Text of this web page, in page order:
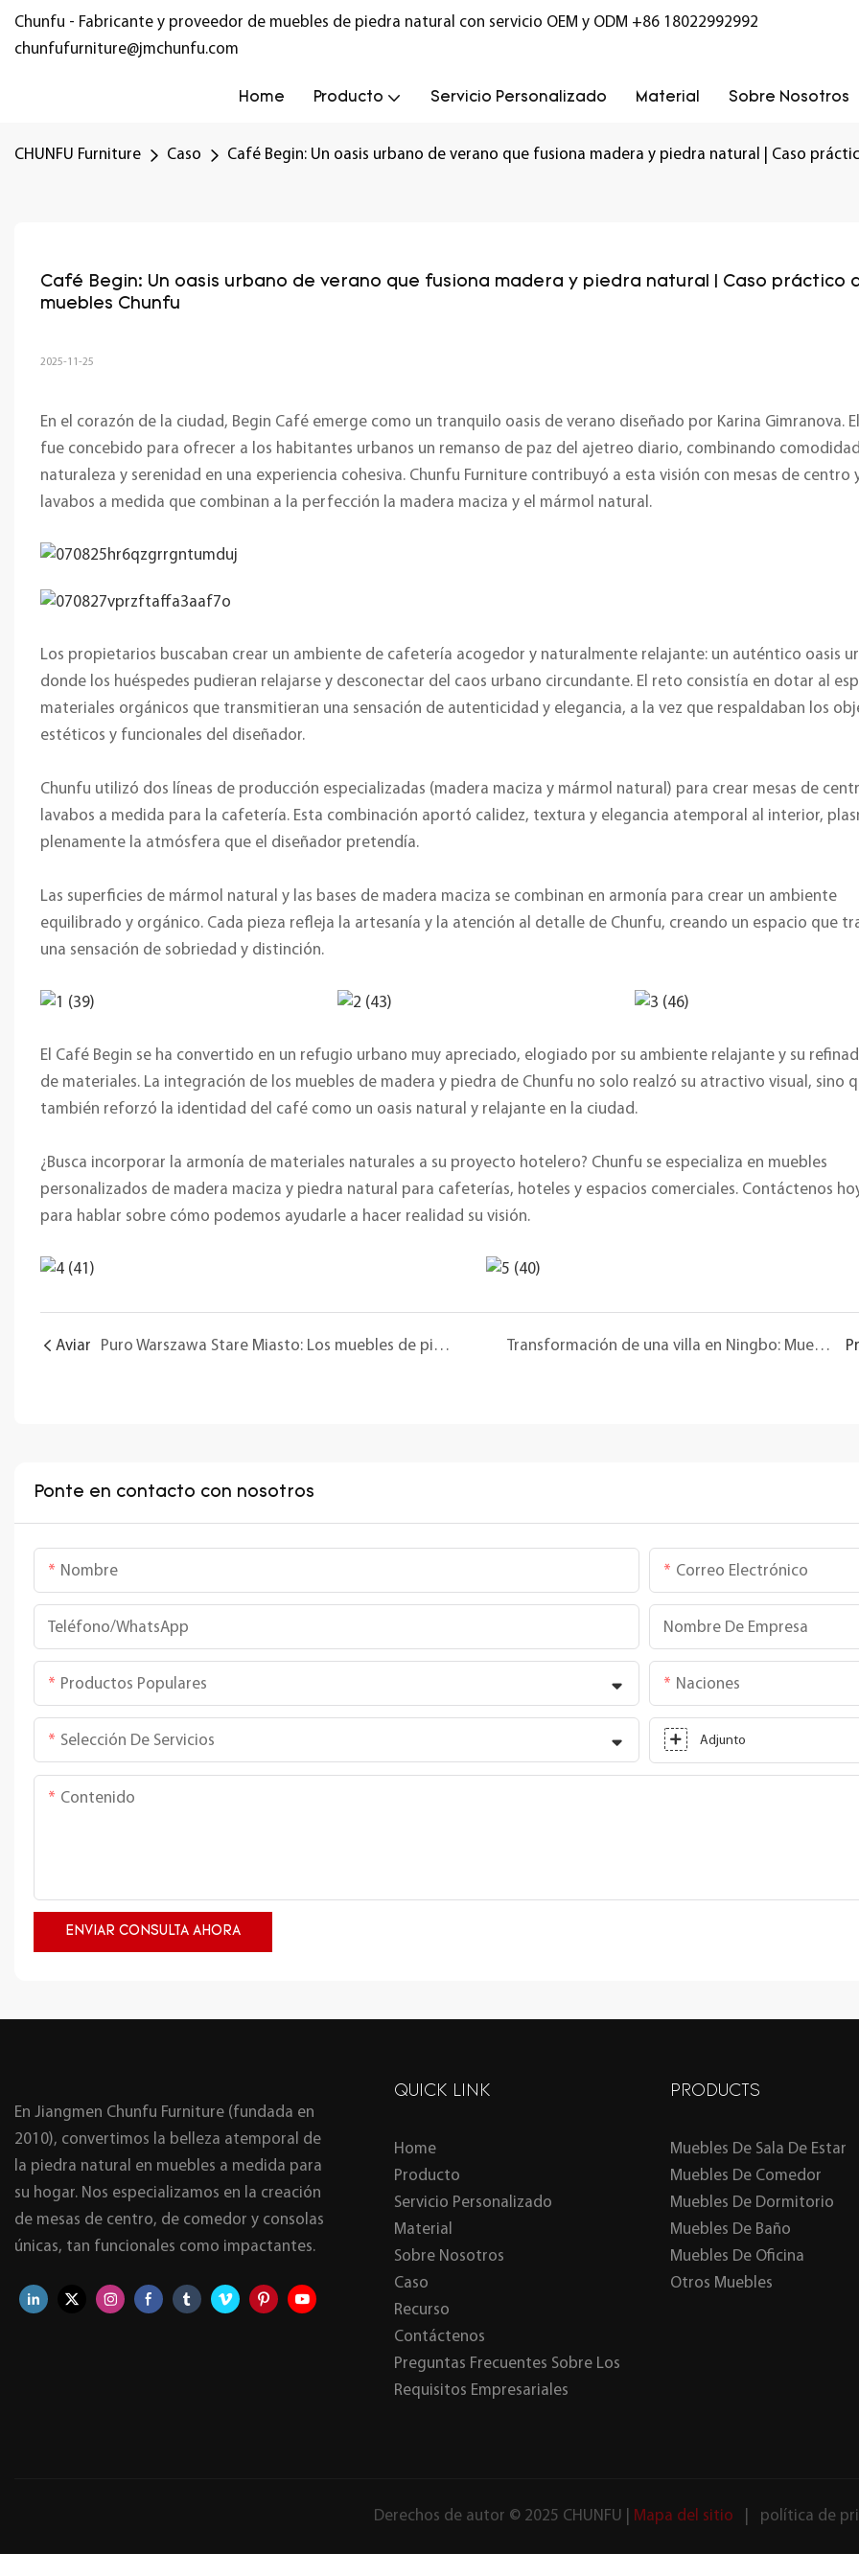
Chunfu - Fabricante y proveedor de muebles de piedra natural con servicio OEM y ODM +86 18022992992
chunfufurniture@jmchunfu.com
Home Producto Servicio Personalizado Material Sobre Nosotros
CHUNFU Furniture Caso Café Begin: Un oasis urbano de verano que fusiona madera y piedra natural | Caso
Café Begin: Un oasis urbano de verano que fusiona madera y piedra natural | Caso práctico
muebles Chunfu
2025-11-25
En el corazón de la ciudad, Begin Café emerge como un tranquilo oasis de verano diseñado por Karina Gimranova.
fue concebido para ofrecer a los habitantes urbanos un remanso de paz del ajetreo diario, combinando
naturaleza y serenidad en una experiencia cohesiva. Chunfu Furniture contribuyó a esta visión con mesas de centro
lavabos a medida que combinan a la perfección la madera maciza y el mármol natural.
Los propietarios buscaban crear un ambiente de cafetería acogedor y naturalmente relajante: un auténtico oasis
donde los huéspedes pudieran relajarse y desconectar del caos urbano circundante. El reto consistía en dotar al
materiales orgánicos que transmitieran una sensación de autenticidad y elegancia, a la vez que respaldaban los
estéticos y funcionales del diseñador.
Chunfu utilizó dos líneas de producción especializadas (madera maciza y mármol natural) para crear mesas de
lavabos a medida para la cafetería. Esta combinación aportó calidez, textura y elegancia atemporal al interior,
plenamente la atmósfera que el diseñador pretendía.
Las superficies de mármol natural y las bases de madera maciza se combinan en armonía para crear un ambiente
equilibrado y orgánico. Cada pieza refleja la artesanía y la atención al detalle de Chunfu, creando un espacio que
una sensación de sobriedad y distinción.
El Café Begin se ha convertido en un refugio urbano muy apreciado, elogiado por su ambiente relajante y su
de materiales. La integración de los muebles de madera y piedra de Chunfu no solo realzó su atractivo visual, sino
también reforzó la identidad del café como un oasis natural y relajante en la ciudad.
¿Busca incorporar la armonía de materiales naturales a su proyecto hotelero? Chunfu se especializa en muebles
personalizados de madera maciza y piedra natural para cafeterías, hoteles y espacios comerciales. Contáctenos
para hablar sobre cómo podemos ayudarle a hacer realidad su visión.
Aviar Puro Warszawa Stare Miasto: Los muebles de piedra natural Chunfu realzan la fusión entre la herencia escandinava Transformación de una villa en Ningbo: Muebles de piedra natural revitalizan un espacio de tres plantas | Colaboración entre Chunfu y Mr Chen
Ponte en contacto con nosotros
Nombre Correo Electrónico
Teléfono/WhatsApp Nombre De Empresa
Productos Populares Naciones
Selección De Servicios Adjunto
Contenido
ENVIAR CONSULTA AHORA
En Jiangmen Chunfu Furniture (fundada en
2010), convertimos la belleza atemporal de
la piedra natural en muebles a medida para
su hogar. Nos especializamos en la creación
de mesas de centro, de comedor y consolas
únicas, tan funcionales como impactantes.
QUICK LINK
Home
Producto
Servicio Personalizado
Material
Sobre Nosotros
Caso
Recurso
Contáctenos
Preguntas Frecuentes Sobre Los
Requisitos Empresariales
PRODUCTS
Muebles De Sala De Estar
Muebles De Comedor
Muebles De Dormitorio
Muebles De Baño
Muebles De Oficina
Otros Muebles
Derechos de autor © 2025 CHUNFU | Mapa del sitio política de